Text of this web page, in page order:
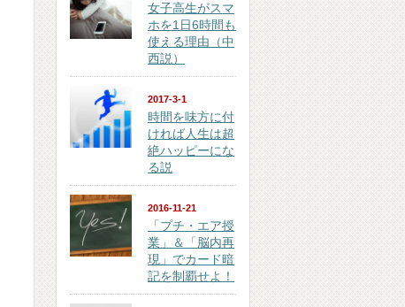
女子高生がスマ
ホを1日6時間も
使える理由（中
西説）
2017-3-1
時間を味方に付
ければ人生は超
絶ハッピーにな
る説
2016-11-21
「プチ・エア授
業」＆「脳内再
現」でカード暗
記を制覇せよ！